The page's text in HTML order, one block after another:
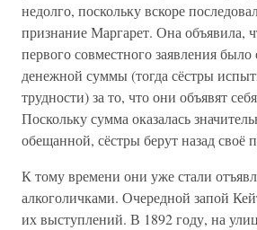
недолго, поскольку вскоре
признание Маргарет. Она объявила,
первого совместного заявления
денежной суммы (тогда сёстры
трудности) за то, что они объявят
Поскольку сумма оказалась
обещанной, сёстры берут назад своё
К тому времени они уже стали
алкоголичками. Очередной запой
их выступлений. В 1892 году, на